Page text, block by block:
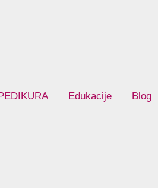
Edukacije Blog